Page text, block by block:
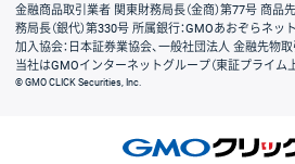
金融商品取引業者 関東財務局長（金商）第77号 商
務局長（銀代）第330号 所属銀行：GMOあおぞらネッ
加入協会：日本証券業協会、一般社団法人 金融先物
当社はGMOインターネットグループ（東証プライム
© GMO CLICK Securities, Inc.